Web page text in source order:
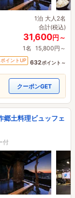
1泊 大人2名
合計(税込)
31,600円～
1名 15,800円～
ポイントUP 632ポイント～
クーポンGET
郷土料理ビュッフェ
付